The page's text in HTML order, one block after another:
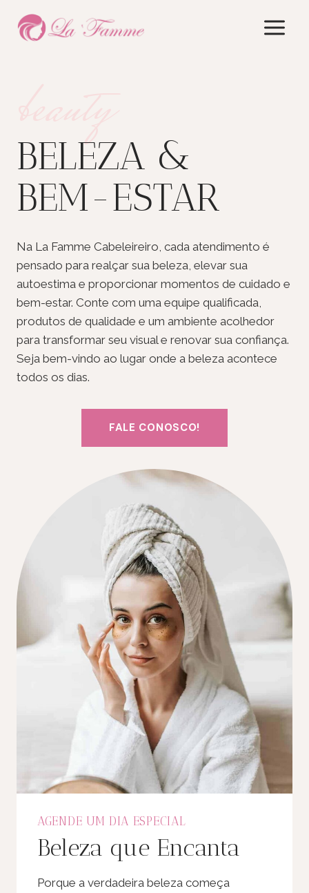
content
BELEZA &
BEM-ESTAR
Na La Famme Cabeleireiro, cada atendimento é
pensado para realçar sua beleza, elevar sua
autoestima e proporcionar momentos de cuidado e
bem-estar. Conte com uma equipe qualificada,
produtos de qualidade e um ambiente acolhedor
para transformar seu visual e renovar sua confiança.
Seja bem-vindo ao lugar onde a beleza acontece
todos os dias.
FALE CONOSCO!
AGENDE UM DIA ESPECIAL
Beleza que Encanta
Porque a verdadeira beleza começa